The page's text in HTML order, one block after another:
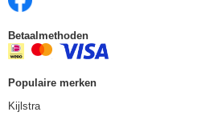
Betaalmethoden
Populaire merken
Kijlstra